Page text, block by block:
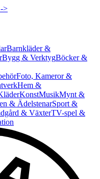
>
Barnkläder &
Bygg & VerktygBöcker &
Foto, Kameror &
Hem &
KonstMusikMynt &
& ÄdelstenarSport &
& VäxterTV-spel &